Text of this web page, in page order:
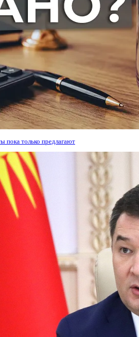
пока только предлагают